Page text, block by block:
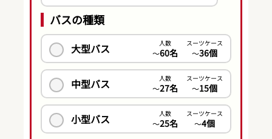
バスの種類
大型バス 人数
〜60名
スーツケース
〜36個
中型バス 人数
〜27名
スーツケース
〜15個
小型バス 人数
〜25名
スーツケース
〜4個